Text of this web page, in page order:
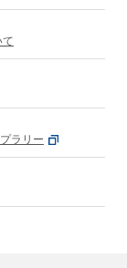
ラリー